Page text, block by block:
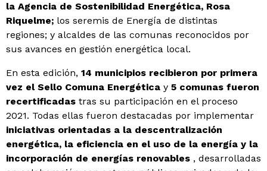
la Agencia de Sostenibilidad Energética, Rosa
Riquelme; los seremis de Energía de distintas
regiones; y alcaldes de las comunas reconocidos por
sus avances en gestión energética local.
En esta edición, 14 municipios recibieron por primera
vez el Sello Comuna Energética y 5 comunas fueron
recertificadas tras su participación en el proceso
2021. Todas ellas fueron destacadas por implementar
iniciativas orientadas a la descentralización
energética, la eficiencia en el uso de la energía y la
incorporación de energías renovables , desarrolladas